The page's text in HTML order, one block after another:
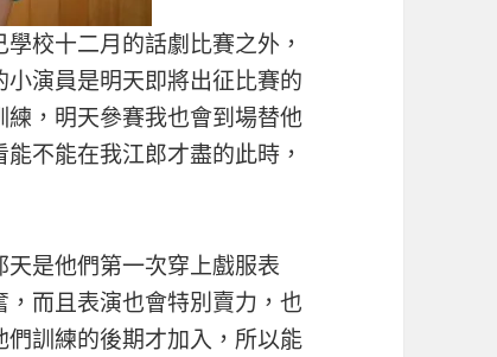
校十二月的話劇比賽之外，
演員是明天即將出征比賽的
，明天參賽我也會到場替他
不能在我江郎才盡的此時，
天是他們第一次穿上戲服表
而且表演也會特別賣力，也
訓練的後期才加入，所以能